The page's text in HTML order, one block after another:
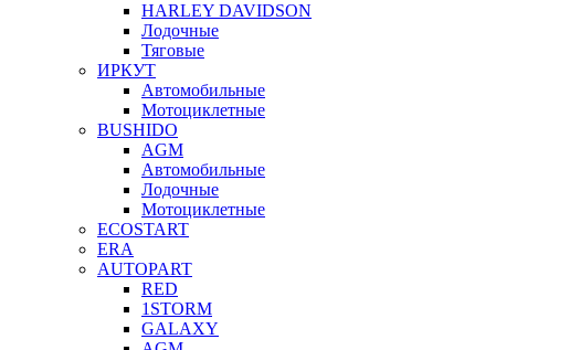
HARLEY DAVIDSON
Лодочные
Тяговые
ИРКУТ
Автомобильные
Мотоциклетные
BUSHIDO
AGM
Автомобильные
Лодочные
Мотоциклетные
ECOSTART
ERA
AUTOPART
RED
1STORM
GALAXY